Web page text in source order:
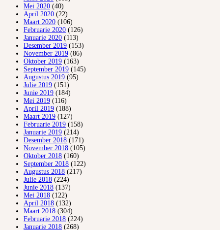
Mei 2020 (40)
April 2020 (22)
Maart 2020 (106)
Februarie 2020 (126)
Januarie 2020 (113)
Desember 2019 (153)
November 2019 (86)
Oktober 2019 (163)
September 2019 (145)
Augustus 2019 (95)
Julie 2019 (151)
Junie 2019 (184)
Mei 2019 (116)
April 2019 (188)
Maart 2019 (127)
Februarie 2019 (158)
Januarie 2019 (214)
Desember 2018 (171)
November 2018 (105)
Oktober 2018 (160)
September 2018 (122)
Augustus 2018 (217)
Julie 2018 (224)
Junie 2018 (137)
Mei 2018 (122)
April 2018 (132)
Maart 2018 (304)
Februarie 2018 (224)
Januarie 2018 (268)